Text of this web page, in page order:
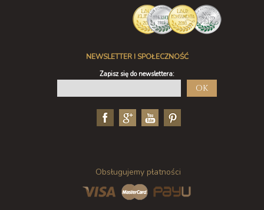
NEWSLETTER I SPOŁECZNOŚĆ
Zapisz się do newslettera:
OK
Obsługujemy płatności